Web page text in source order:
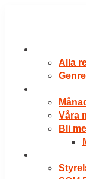
Alla
Våra
Bli